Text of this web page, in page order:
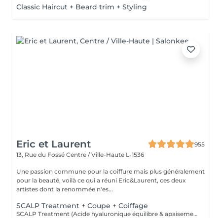
Classic Haircut + Beard trim + Styling
Eric et Laurent
955
13, Rue du Fossé Centre / Ville-Haute L-1536
Une passion commune pour la coiffure mais plus généralement
pour la beauté, voilà ce qui a réuni Eric&Laurent, ces deux
artistes dont la renommée n'es...
SCALP Treatment + Coupe + Coiffage
SCALP Treatment (Acide hyaluronique équilibre & apaisement) Pour rééquilibrer et purifier le cuir chevelu. Idéal en cas de démangeaisons, pellicules, sécheresse ou excès de sébum. -Apaise le cuir chevelu -Purifie en douceur -Rééquilibre la barrière protectrice naturelle -Favorise un environnement sain pour la pousse